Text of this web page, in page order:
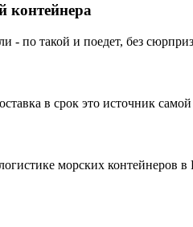
контейнера
- по такой и поедет, без
в срок это источник
морских контейнеров в